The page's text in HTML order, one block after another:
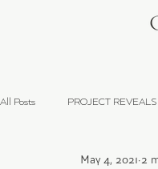
All Posts PROJECT REVEALS
May 4, 2021 2